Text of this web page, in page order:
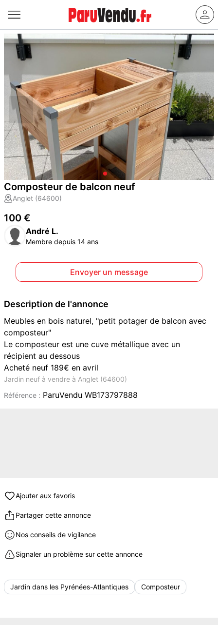
Composteur de balcon neuf
Anglet (64600)
100 €
André L.
Membre depuis 14 ans
Envoyer un message
Description de l'annonce
Meubles en bois naturel, "petit potager de balcon avec
composteur"
Le composteur est une cuve métallique avec un
récipient au dessous
Acheté neuf 189€ en avril
Jardin neuf à vendre à Anglet (64600)
Référence : ParuVendu WB173797888
Ajouter aux favoris
Partager cette annonce
Nos conseils de vigilance
Signaler un problème sur cette annonce
Jardin dans les Pyrénées-Atlantiques Composteur